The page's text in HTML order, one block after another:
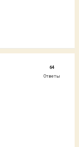
64
Ответы